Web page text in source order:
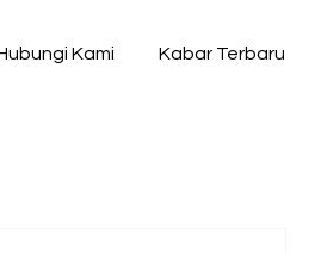
Kami Kabar Terbaru